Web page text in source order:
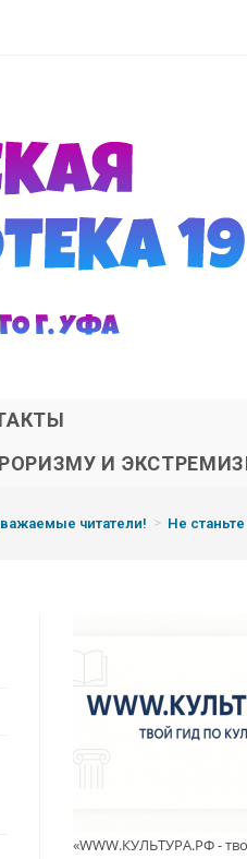
И
читатели! > Не
«WWW.КУЛЬТУРА.РФ -